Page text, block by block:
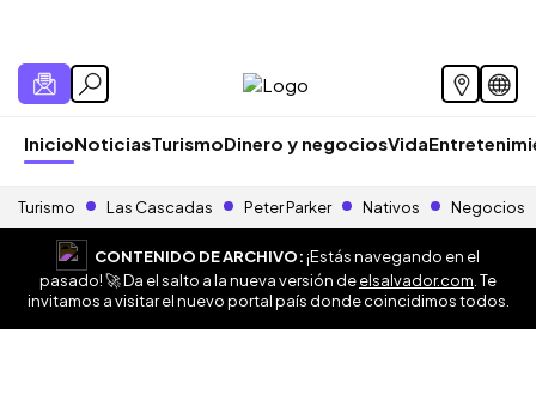
InicioNoticiasTurismoDinero y negociosVida
Turismo Las Cascadas Peter Parker Nativos Negocios
CONTENIDO DE ARCHIVO:¡Estás navegando en el
pasado! 🚀 Da el salto a la nueva versión deelsalvador.com . Te
invitamos a visitar el nuevo portal país donde coincidimos todos.